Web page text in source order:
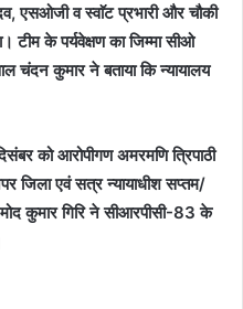
एसओजी व स्वाॅट प्रभारी और चौकी
टीम के पर्यवेक्षण का जिम्मा सीओ
चंदन कुमार ने बताया कि न्यायालय
को आरोपीगण अमरमणि त्रिपाठी
जिला एवं सत्र न्यायाधीश सप्तम/
कुमार गिरि ने सीआरपीसी-83 के